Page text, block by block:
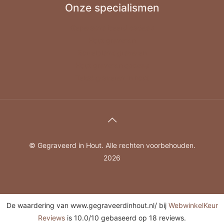
Onze specialismen
© Gegraveerd in Hout. Alle rechten voorbehouden.
2026
De waardering van www.gegraveerdinhout.nl/ bij WebwinkelKeur
Reviews is 10.0/10 gebaseerd op 18 reviews.